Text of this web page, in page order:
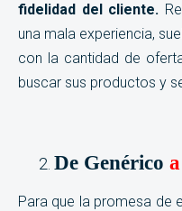
fidelidad del cliente.
una mala experiencia,
con la cantidad de
buscar sus productos y
De Genérico a
Para que la promesa de